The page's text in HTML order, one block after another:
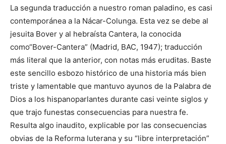
La segunda traducción a nuestro roman paladino, es casi
contemporánea a la Nácar-Colunga. Esta vez se debe al
jesuita Bover y al hebraísta Cantera, la conocida
como“Bover-Cantera” (Madrid, BAC, 1947); traducción
más literal que la anterior, con notas más eruditas. Baste
este sencillo esbozo histórico de una historia más bien
triste y lamentable que mantuvo ayunos de la Palabra de
Dios a los hispanoparlantes durante casi veinte siglos y
que trajo funestas consecuencias para nuestra fe.
Resulta algo inaudito, explicable por las consecuencias
obvias de la Reforma luterana y su “libre interpretación”